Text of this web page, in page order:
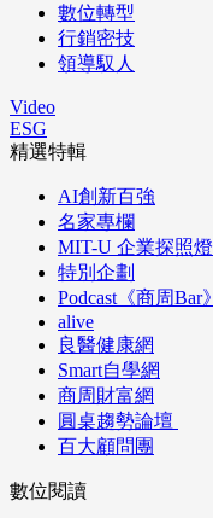
數位轉型
行銷密技
領導馭人
Video
ESG
精選特輯
AI創新百強
名家專欄
MIT-U 企業探照燈
特別企劃
Podcast《商周Bar》
alive
良醫健康網
Smart自學網
商周財富網
圓桌趨勢論壇
百大顧問團
數位閱讀